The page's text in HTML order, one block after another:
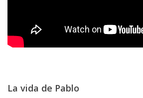
La vida de Pablo